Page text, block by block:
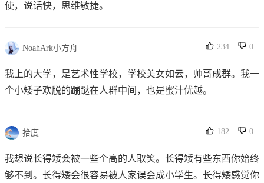
使，说话快，思维敏捷。
NoahArk小方舟 234 0
我上的大学，是艺术性学校，学校美女如云，帅哥成群。我一
个小矮子欢脱的蹦跶在人群中间，也是蜜汁优越。
拾度 182 0
我想说长得矮会被一些个高的人取笑。长得矮有些东西你始终
够不到。长得矮会很容易被人家误会成小学生。长得矮感觉你